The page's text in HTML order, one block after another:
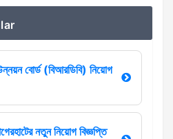
বোর্ড (বিআরডিবি) নিয়োগ
নতুন নিয়োগ বিজ্ঞপ্তি